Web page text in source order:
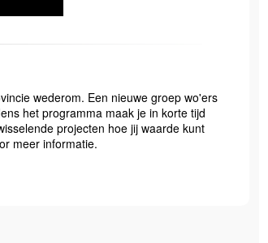
wederom. Een nieuwe groep wo'ers
het programma maak je in korte tijd
projecten hoe jij waarde kunt
meer informatie.